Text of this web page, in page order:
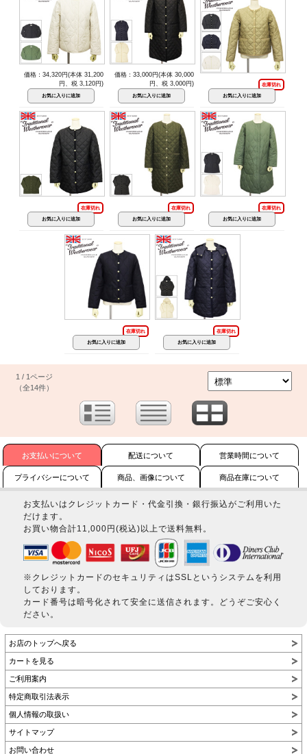
価格：34,320円(本体 31,200
円、税 3,120円)
価格：33,000円(本体 30,000
円、税 3,000円)
在庫切れ
在庫切れ 在庫切れ 在庫切れ
在庫切れ 在庫切れ
1 / 1ページ
（全14件）
お支払いについて 配送について 営業時間について
プライバシーについて 商品、画像について 商品在庫について
お支払いはクレジットカード・代金引換・銀行振込がご利用いた
だけます。
お買い物合計11,000円(税込)以上で送料無料。
※クレジットカードのセキュリティはSSLというシステムを利用
しております。
カード番号は暗号化されて安全に送信されます。どうぞご安心く
ださい。
お店のトップへ戻る
カートを見る
ご利用案内
特定商取引法表示
個人情報の取扱い
サイトマップ
お問い合わせ